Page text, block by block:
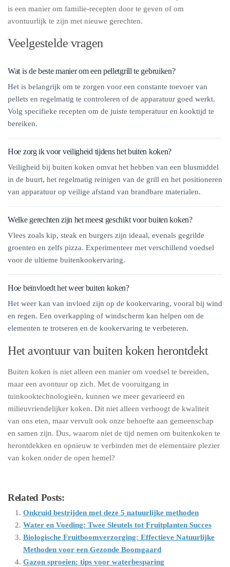
is een manier om familie-recepten door te geven of om
avontuurlijk te zijn met nieuwe gerechten.
Veelgestelde vragen
Wat is de beste manier om een pelletgrill te gebruiken?
Het is belangrijk om te zorgen voor een constante toevoer van
pellets en regelmatig te controleren of de apparatuur goed werkt.
Volg specifieke recepten om de juiste temperatuur en kooktijd te
bereiken.
Hoe zorg ik voor veiligheid tijdens het buiten koken?
Veiligheid bij buiten koken omvat het hebben van een blusmiddel
in de buurt, het regelmatig reinigen van de grill en het positioneren
van apparatuur op veilige afstand van brandbare materialen.
Welke gerechten zijn het meest geschikt voor buiten koken?
Vlees zoals kip, steak en burgers zijn ideaal, evenals gegrilde
groenten en zelfs pizza. Experimenteer met verschillend voedsel
voor de ultieme buitenkookervaring.
Hoe beïnvloedt het weer buiten koken?
Het weer kan van invloed zijn op de kookervaring, vooral bij wind
en regen. Een overkapping of windscherm kan helpen om de
elementen te trotseren en de kookervaring te verbeteren.
Het avontuur van buiten koken herontdekt
Buiten koken is niet alleen een manier om voedsel te bereiden,
maar een avontuur op zich. Met de vooruitgang in
tuinkooktechnologieën, kunnen we meer gevarieerd en
milieuvriendelijker koken. Dit niet alleen verhoogt de kwaliteit
van ons eten, maar vervult ook onze behoefte aan gemeenschap
en samen zijn. Dus, waarom niet de tijd nemen om buitenkoken te
herontdekken en opnieuw te verbinden met de elementaire plezier
van koken onder de open hemel?
Related Posts:
Onkruid bestrijden met deze 5 natuurlijke methoden
Water en Voeding: Twee Sleutels tot Fruitplanten Succes
Biologische Fruitboomverzorging: Effectieve Natuurlijke
Methoden voor een Gezonde Boomgaard
Gazon sproeien: tips voor waterbesparing